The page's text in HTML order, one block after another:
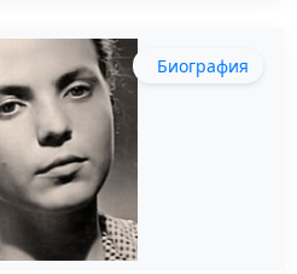
Биография